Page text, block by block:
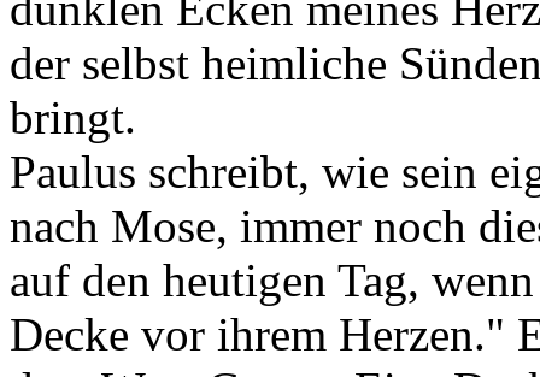
der selbst heimliche
bringt.
Paulus schreibt, wie sein
nach Mose, immer noch
auf den heutigen Tag,
Decke vor ihrem Herzen."